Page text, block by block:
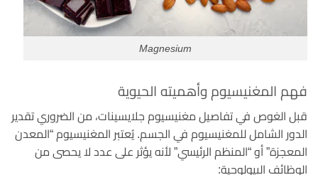
Magnesium
فهم المغنيسيوم وأهميته الحيوية
قبل الغوص في تفاصيل مغنيسيوم جلايسينات، من الضروري تقدير
الدور الشامل للمغنيسيوم في الجسم. يُعتبر المغنيسيوم “المعدن
المعجزة” أو “المنظم الرئيسي” لأنه يؤثر على عدد لا يحصى من
الوظائف البيولوجية: